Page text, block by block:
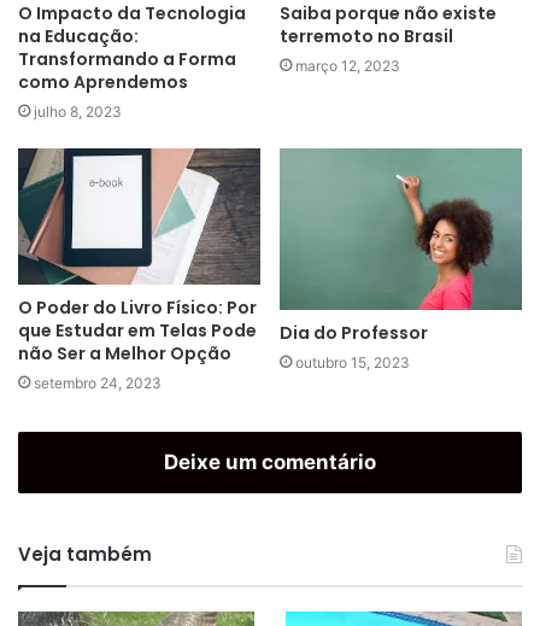
O Impacto da Tecnologia
na Educação:
Transformando a Forma
como Aprendemos
julho 8, 2023
Saiba porque não existe
terremoto no Brasil
março 12, 2023
O Poder do Livro Físico: Por
que Estudar em Telas Pode
não Ser a Melhor Opção
setembro 24, 2023
Dia do Professor
outubro 15, 2023
Deixe um comentário
Veja também